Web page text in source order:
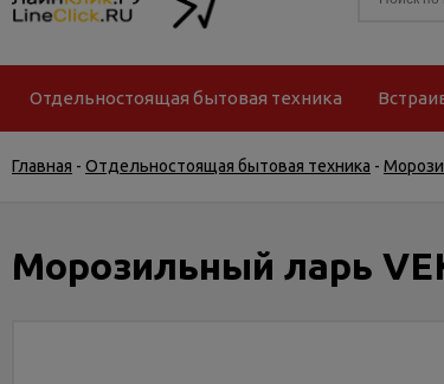
Отдельностоящая бытовая техника
Главная - Отдельностоящая бытовая техника -
Морозильный ларь